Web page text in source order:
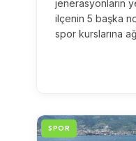
jenerasyonların
ilçenin 5 başka
spor kurslarına
SPOR